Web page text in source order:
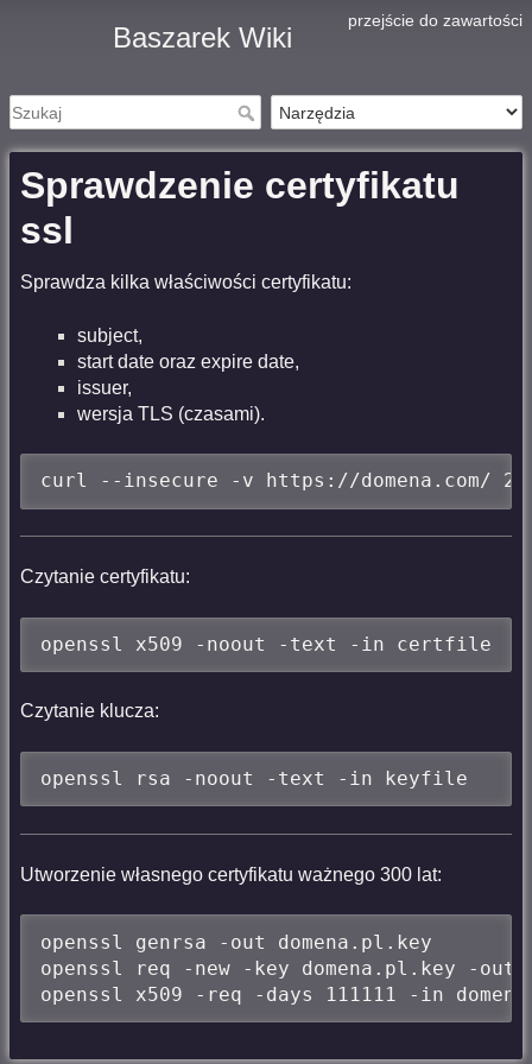
przejście do zawartości
Baszarek Wiki
Sprawdzenie certyfikatu
ssl
Sprawdza kilka właściwości certyfikatu:
subject,
start date oraz expire date,
issuer,
wersja TLS (czasami).
curl --insecure -v https://
Czytanie certyfikatu:
openssl x509 -noout -text -in certfile
Czytanie klucza:
openssl rsa -noout -text -in keyfile
Utworzenie własnego certyfikatu ważnego 300 lat:
openssl genrsa -out domena.pl.key
openssl req -new -key domena.pl.key -out
openssl x509 -req -days 111111 -in